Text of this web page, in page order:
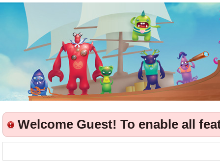
Welcome Guest! To enable all